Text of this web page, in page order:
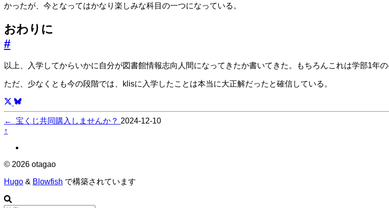
かったが、今となってはかなり楽しみな科目の一つになっている。
おわりに
#
以上、入学してからいかに自分が図書館情報志向人間になってきたか書いてきた。もちろんこれは学部1年
ただ、少なくとも今の段階では、klisに入学したことは本当に大正解だったと確信している。
← 宝くじ共同購入しませんか？ 2024-12-10
↑
© 2026 otagao
Hugo & Blowfish で構築されています